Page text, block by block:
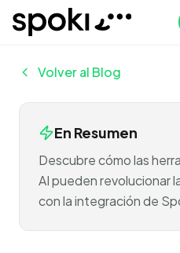
Spoki
Volver al Blog
En Resumen
Descubre cómo las
AI pueden revolucionar
con la integración de